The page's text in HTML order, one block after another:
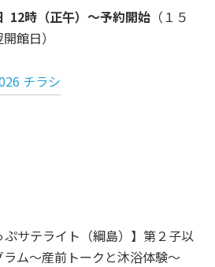
12時（正午）～予約開始 （１５
館日）
チラシ
サテライト（綱島）】第２子以
ム～産前トークと沐浴体験～